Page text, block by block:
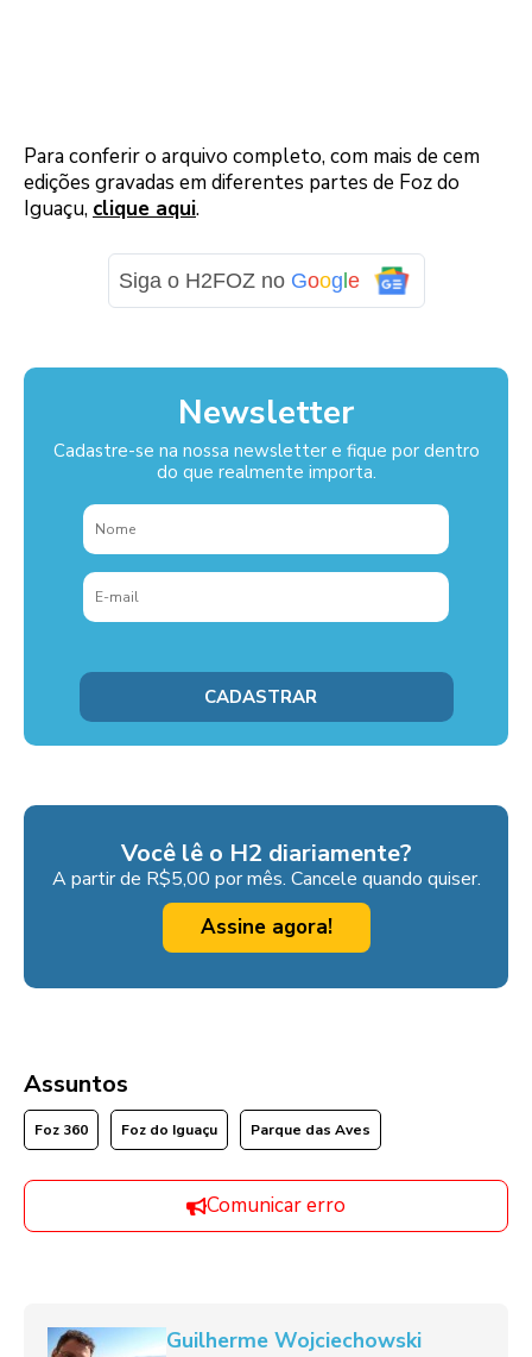
Para conferir o arquivo completo, com mais de cem
edições gravadas em diferentes partes de Foz do
Iguaçu, clique aqui.
Siga o H2FOZ no Google
Newsletter
Cadastre-se na nossa newsletter e fique por dentro
do que realmente importa.
Você lê o H2 diariamente?
A partir de R$5,00 por mês. Cancele quando quiser.
Assine agora!
Assuntos
Foz 360 Foz do Iguaçu Parque das Aves
Comunicar erro
Guilherme Wojciechowski